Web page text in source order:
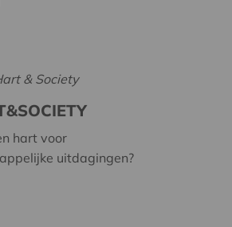
hart voor
uitdagingen?